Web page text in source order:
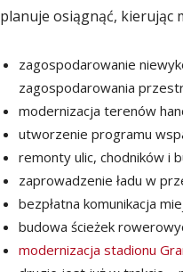
planuje osiągnąć, kierując
zagospodarowanie
zagospodarowania
modernizacja terenów
utworzenie programu
remonty ulic, chodników i
zaprowadzenie ładu w
bezpłatna komunikacja
budowa ścieżek
modernizacja stadionu